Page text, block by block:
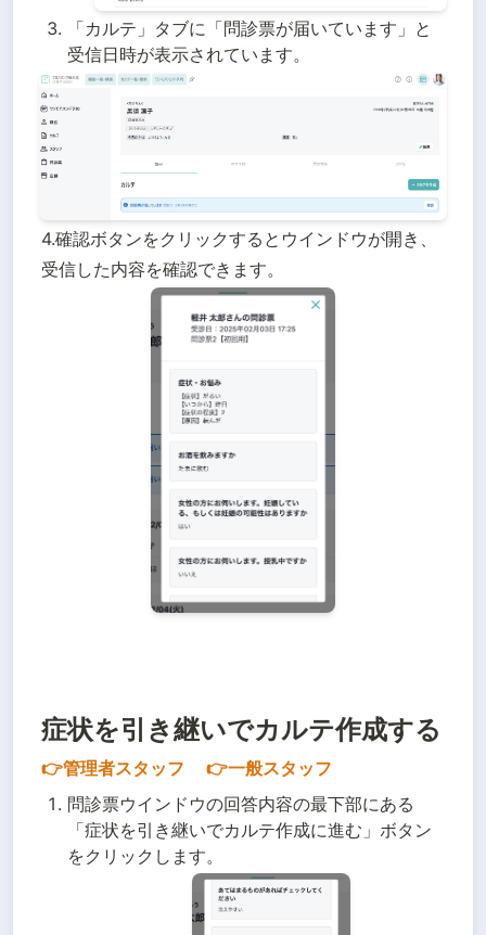
「カルテ」タブに「問診票が届いています」と
受信日時が表示されています。
4.確認ボタンをクリックするとウインドウが開き、
受信した内容を確認できます。
症状を引き継いでカルテ作成する
👉管理者スタッフ 　👉一般スタッフ
問診票ウインドウの回答内容の最下部にある
「症状を引き継いでカルテ作成に進む」ボタン
をクリックします。